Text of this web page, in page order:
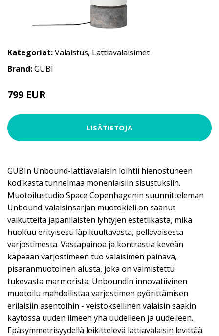
Kategoriat:Valaistus, Lattiavalaisimet
Brand:GUBI
799 EUR
LISÄTIETOJA
GUBIn Unbound-lattiavalaisin loihtii hienostuneen
kodikasta tunnelmaa monenlaisiin sisustuksiin.
Muotoilustudio Space Copenhagenin suunnitteleman
Unbound-valaisinsarjan muotokieli on saanut
vaikutteita japanilaisten lyhtyjen estetiikasta, mikä
huokuu erityisesti läpikuultavasta, pellavaisesta
varjostimesta. Vastapainoa ja kontrastia keveän
kapeaan varjostimeen tuo valaisimen painava,
pisaranmuotoinen alusta, joka on valmistettu
tukevasta marmorista. Unboundin innovatiivinen
muotoilu mahdollistaa varjostimen pyörittämisen
erilaisiin asentoihin - veistoksellinen valaisin saakin
käytössä uuden ilmeen yhä uudelleen ja uudelleen.
Epäsymmetrisyydellä leikittelevä lattiavalaisin levittää